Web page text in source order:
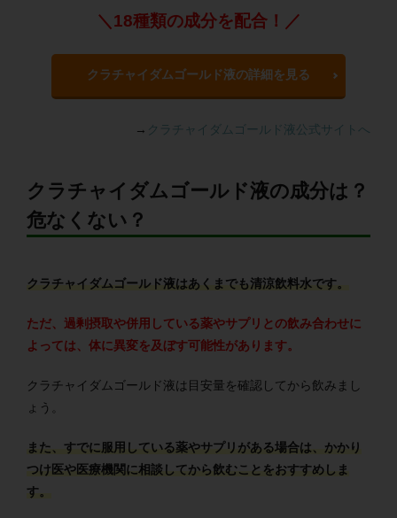
＼18種類の成分を配合！／
クラチャイダムゴールド液の詳細を見る
→ クラチャイダムゴールド液公式サイトへ
クラチャイダムゴールド液の成分は？
危なくない？
クラチャイダムゴールド液はあくまでも清涼飲料水です。
ただ、過剰摂取や併用している薬やサプリとの飲み合わせに
よっては、体に異変を及ぼす可能性があります。
クラチャイダムゴールド液は目安量を確認してから飲みまし
ょう。
また、すでに服用している薬やサプリがある場合は、かかり
つけ医や医療機関に相談してから飲むことをおすすめしま
す。